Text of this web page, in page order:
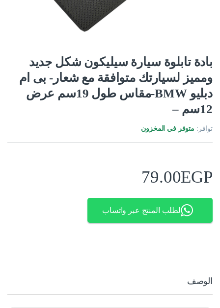
بادة تابلوة سيارة سيليكون شكل جديد
ومميز لسيارتك متوافقة مع شعار- بى ام
دبليو BMW-مقاس طول 19سم عرض
12سم –
توافر: متوفر في المخزون
79.00EGP
لطلب المنتج عبر واتساب
الوصف